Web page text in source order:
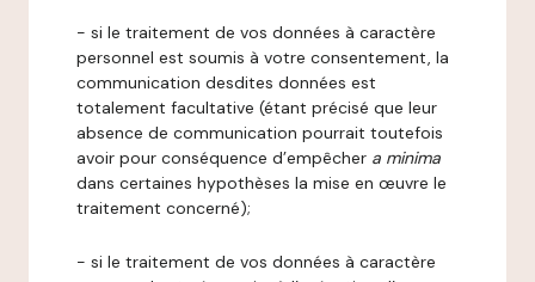
- si le traitement de vos données à caractère
personnel est soumis à votre consentement, la
communication desdites données est
totalement facultative (étant précisé que leur
absence de communication pourrait toutefois
avoir pour conséquence d’empêcher a minima
dans certaines hypothèses la mise en œuvre le
traitement concerné);
- si le traitement de vos données à caractère